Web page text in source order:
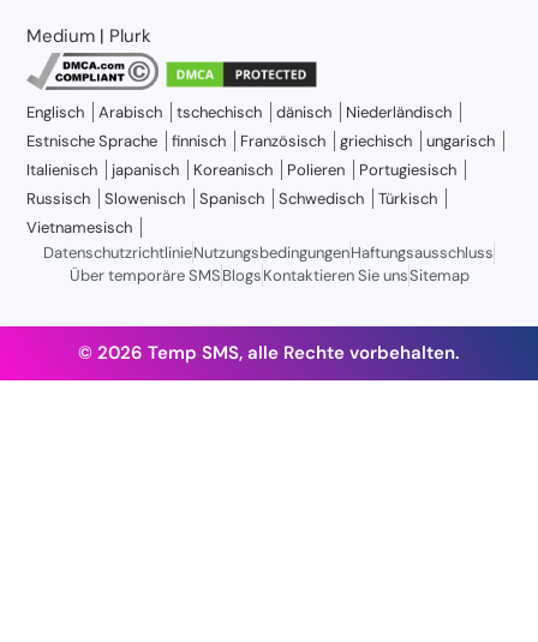
Medium | Plurk
Englisch Arabisch tschechisch dänisch
Niederländisch
Estnische Sprache
finnisch Französisch griechisch
ungarisch
Italienisch
japanisch Koreanisch Polieren
Portugiesisch
Russisch
Slowenisch Spanisch Schwedisch
Türkisch
Vietnamesisch
DatenschutzrichtlinieNutzungsbedingungenHaftungsausschluss
Über temporäre SMSBlogsKontaktieren Sie unsSitemap
© 2026 Temp SMS, alle Rechte vorbehalten.